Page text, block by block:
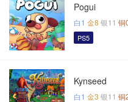
Pogui
白1 金8 银11 铜
PS5
Kynseed
白1 金3 银11 铜